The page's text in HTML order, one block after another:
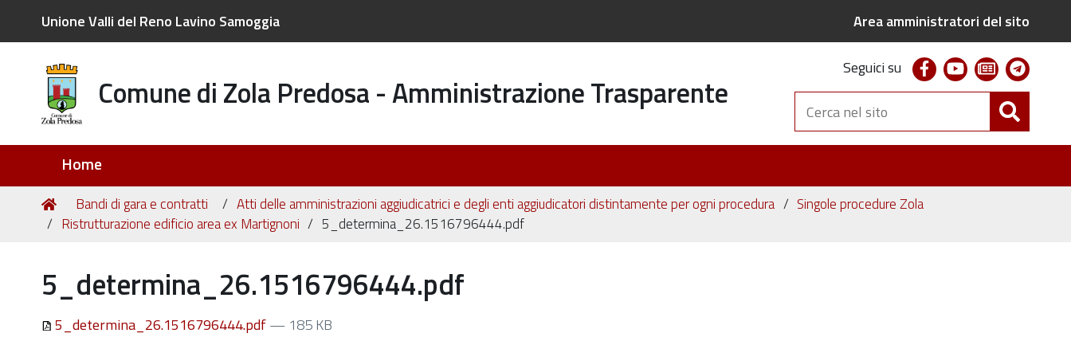
Unione Valli del Reno Lavino Samoggia Area amministratori del sito
Comune di Zola Predosa - Amministrazione Trasparente
Seguici su facebookyoutubenewsletter
Cerca
nel
sito
Home
Tu
sei
Home
Bandi di gara e contratti Atti delle amministrazioni aggiudicatrici e degli enti aggiudicatori distintamente per ogni procedura
Singole procedure Zola
Ristrutturazione edificio area ex Martignoni
5_determina_26.1516796444.pdf
5_determina_26.1516796444.pdf
5_determina_26.1516796444.pdf— 185 KB